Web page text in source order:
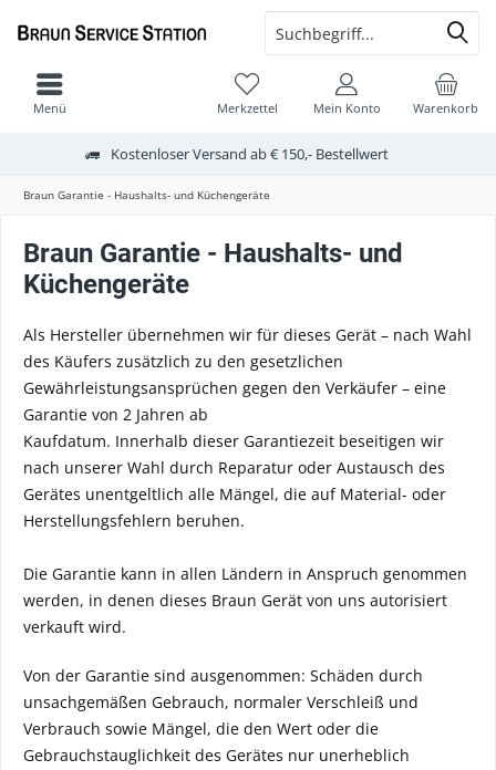
Kostenloser Versand ab € 150,- Bestellwert
Warenkorb
Merkzettel Mein Konto
Menü
Braun Garantie - Haushalts- und Küchengeräte
Braun Garantie - Haushalts- und
Küchengeräte
Als Hersteller übernehmen wir für dieses Gerät – nach Wahl
des Käufers zusätzlich zu den gesetzlichen
Gewährleistungsansprüchen gegen den Verkäufer – eine
Garantie von 2 Jahren ab
Kaufdatum. Innerhalb dieser Garantiezeit beseitigen wir
nach unserer Wahl durch Reparatur oder Austausch des
Gerätes unentgeltlich alle Mängel, die auf Material- oder
Herstellungsfehlern beruhen.
Die Garantie kann in allen Ländern in Anspruch genommen
werden, in denen dieses Braun Gerät von uns autorisiert
verkauft wird.
Von der Garantie sind ausgenommen: Schäden durch
unsachgemäßen Gebrauch, normaler Verschleiß und
Verbrauch sowie Mängel, die den Wert oder die
Gebrauchstauglichkeit des Gerätes nur unerheblich